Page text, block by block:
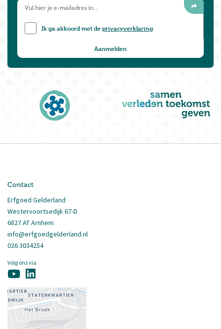
Ik ga akkoord met deprivacyverklaring
Contact
Erfgoed Gelderland
Westervoortsedijk 67-D
6827 AT Arnhem
info@erfgoedgelderland.nl
026 3034254
Volg ons via